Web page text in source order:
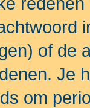
of de
Je
om